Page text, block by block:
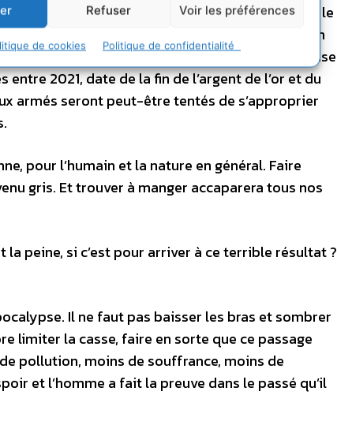
Refuser Voir les préférences
de cookies Politique de confidentialité
mondiales telles que l’uranium (fin en 2040), le
et même non précieux tels que le fer dont la fin
et énergétiques, qui constituent la base
2021, date de la fin de l’argent de l’or et du
armés seront peut-être tentés de s’approprier
pour l’humain et la nature en général. Faire
gris. Et trouver à manger accaparera tous nos
peine, si c’est pour arriver à ce terrible résultat ?
Il ne faut pas baisser les bras et sombrer
limiter la casse, faire en sorte que ce passage
pollution, moins de souffrance, moins de
et l’homme a fait la preuve dans le passé qu’il